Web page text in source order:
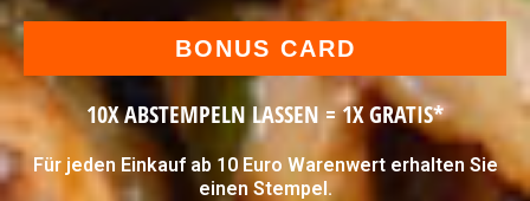
BONUS CARD
10X ABSTEMPELN LASSEN = 1X GRATIS*
Für jeden Einkauf ab 10 Euro Warenwert erhalten Sie
einen Stempel.